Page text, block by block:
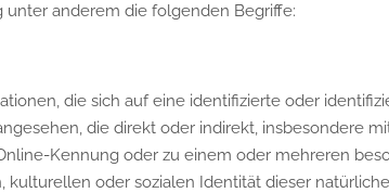
anderem die folgenden Begriffe:
die sich auf eine identifizierte oder
die direkt oder indirekt, insbesondere
Kennung oder zu einem oder mehreren
oder sozialen Identität dieser